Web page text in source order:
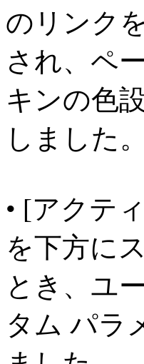
のリンク
され、ペ
キンの色
しました。
• [アクテ
を下方に
とき、ユ
タム パラ